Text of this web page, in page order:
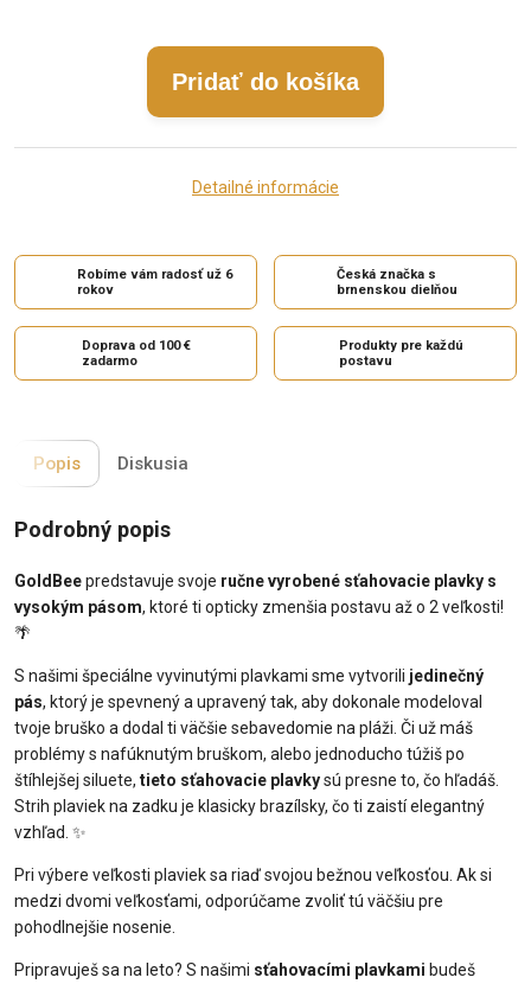
Pridať do košíka
Detailné informácie
Robíme vám radosť už 6
rokov
Česká značka s
brnenskou dielňou
Doprava od 100 €
zadarmo
Produkty pre každú
postavu
Popis Diskusia
Podrobný popis
GoldBeepredstavuje svoje ručne vyrobené sťahovacie plavky s
vysokým pásom, ktoré ti opticky zmenšia postavu až o 2 veľkosti!
🌴
S našimi špeciálne vyvinutými plavkami sme vytvorili jedinečný
pás, ktorý je spevnený a upravený tak, aby dokonale modeloval
tvoje bruško a dodal ti väčšie sebavedomie na pláži. Či už máš
problémy s nafúknutým bruškom, alebo jednoducho túžiš po
štíhlejšej siluete, tieto sťahovacie plavkysú presne to, čo hľadáš.
Strih plaviek na zadku je klasicky brazílsky, čo ti zaistí elegantný
vzhľad. ✨
Pri výbere veľkosti plaviek sa riaď svojou bežnou veľkosťou. Ak si
medzi dvomi veľkosťami, odporúčame zvoliť tú väčšiu pre
pohodlnejšie nosenie.
Pripravuješ sa na leto? S našimi sťahovacími plavkami budeš